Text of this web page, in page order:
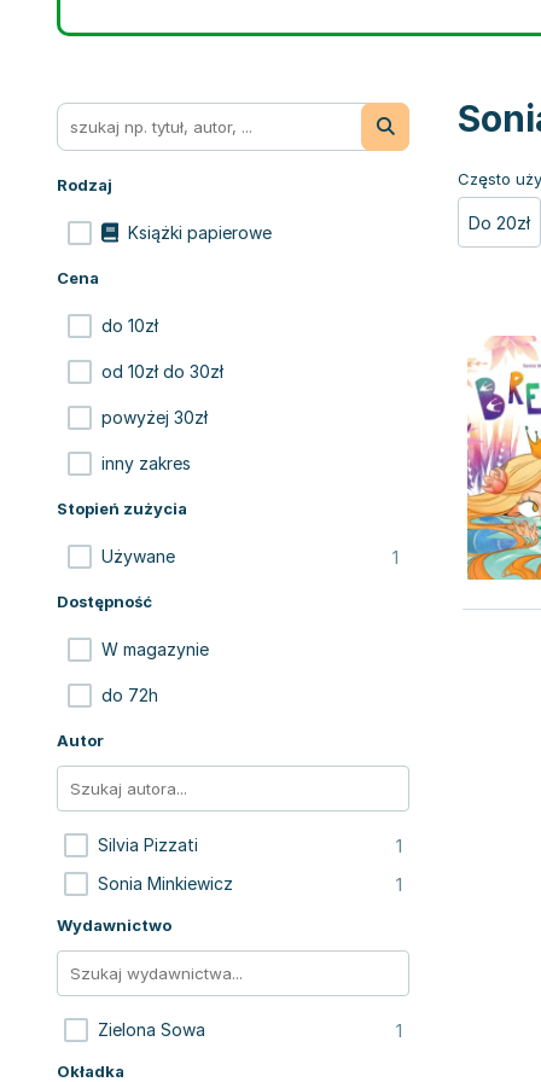
Rodzaj
Książki papierowe
Cena
do 10zł
od 10zł do 30zł
powyżej 30zł
inny zakres
Stopień zużycia
Używane 1
Dostępność
W magazynie
do 72h
Autor
Silvia Pizzati 1
Sonia Minkiewicz 1
Wydawnictwo
Zielona Sowa 1
Okładka
Często
Do 20zł